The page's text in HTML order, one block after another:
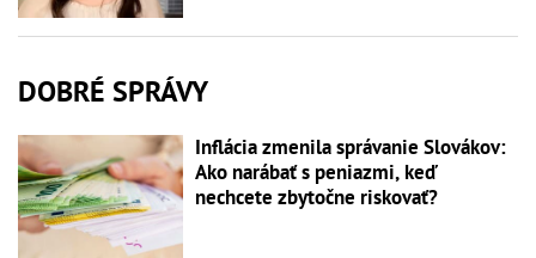
DOBRÉ SPRÁVY
Inflácia zmenila správanie Slovákov:
Ako narábať s peniazmi, keď
nechcete zbytočne riskovať?